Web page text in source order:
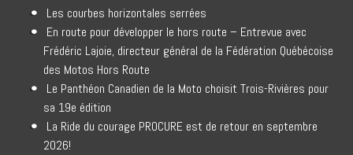
Les courbes horizontales serrées
En route pour développer le hors route – Entrevue avec
Frédéric Lajoie, directeur général de la Fédération Québécoise
des Motos Hors Route
Le Panthéon Canadien de la Moto choisit Trois-Rivières pour
sa 19e édition
La Ride du courage PROCURE est de retour en septembre
2026!